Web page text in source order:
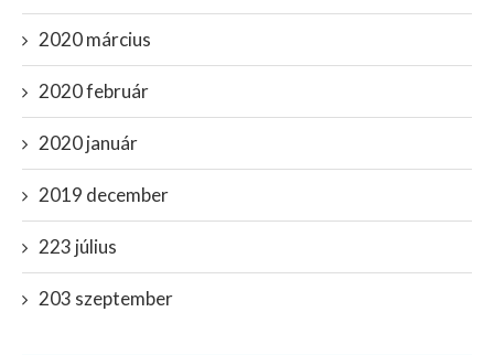
2020 március
2020 február
2020 január
2019 december
223 július
203 szeptember